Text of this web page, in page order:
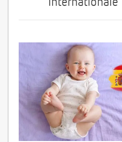
Internationale